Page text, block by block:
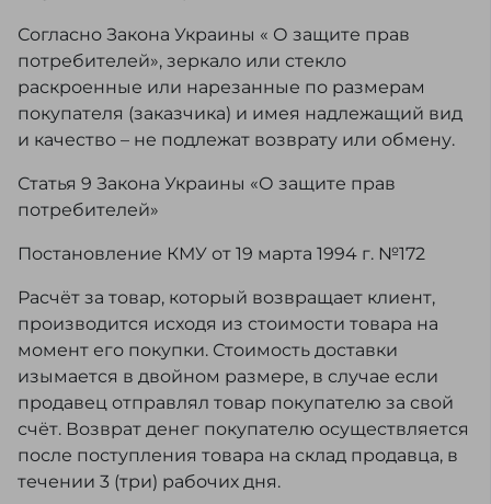
Согласно Закона Украины « О защите прав
потребителей», зеркало или стекло
раскроенные или нарезанные по размерам
покупателя (заказчика) и имея надлежащий вид
и качество – не подлежат возврату или обмену.
Статья 9 Закона Украины «О защите прав
потребителей»
Постановление КМУ от 19 марта 1994 г. №172
Расчёт за товар, который возвращает клиент,
производится исходя из стоимости товара на
момент его покупки. Стоимость доставки
изымается в двойном размере, в случае если
продавец отправлял товар покупателю за свой
счёт. Возврат денег покупателю осуществляется
после поступления товара на склад продавца, в
течении 3 (три) рабочих дня.